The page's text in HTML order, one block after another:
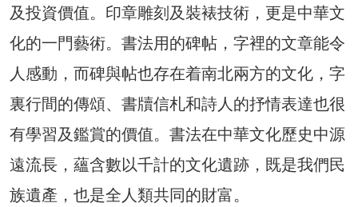
及投資價值。印章雕刻及裝裱技術，更是中華文
化的一門藝術。書法用的碑帖，字裡的文章能令
人感動，而碑與帖也存在着南北兩方的文化，字
裏行間的傳頌、書牘信札和詩人的抒情表達也很
有學習及鑑賞的價值。書法在中華文化歷史中源
遠流長，蘊含數以千計的文化遺跡，既是我們民
族遺產，也是全人類共同的財富。